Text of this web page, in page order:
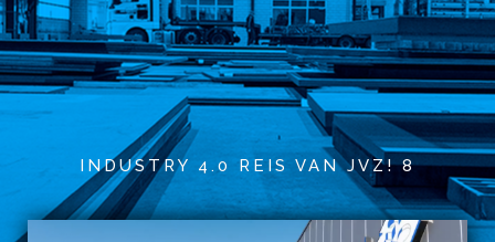
Vonadmin
INDUSTRY 4.0 REIS VAN JVZ! 8